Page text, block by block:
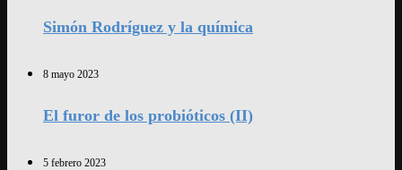
Simón Rodríguez y la química
8 mayo 2023
El furor de los probióticos (II)
5 febrero 2023